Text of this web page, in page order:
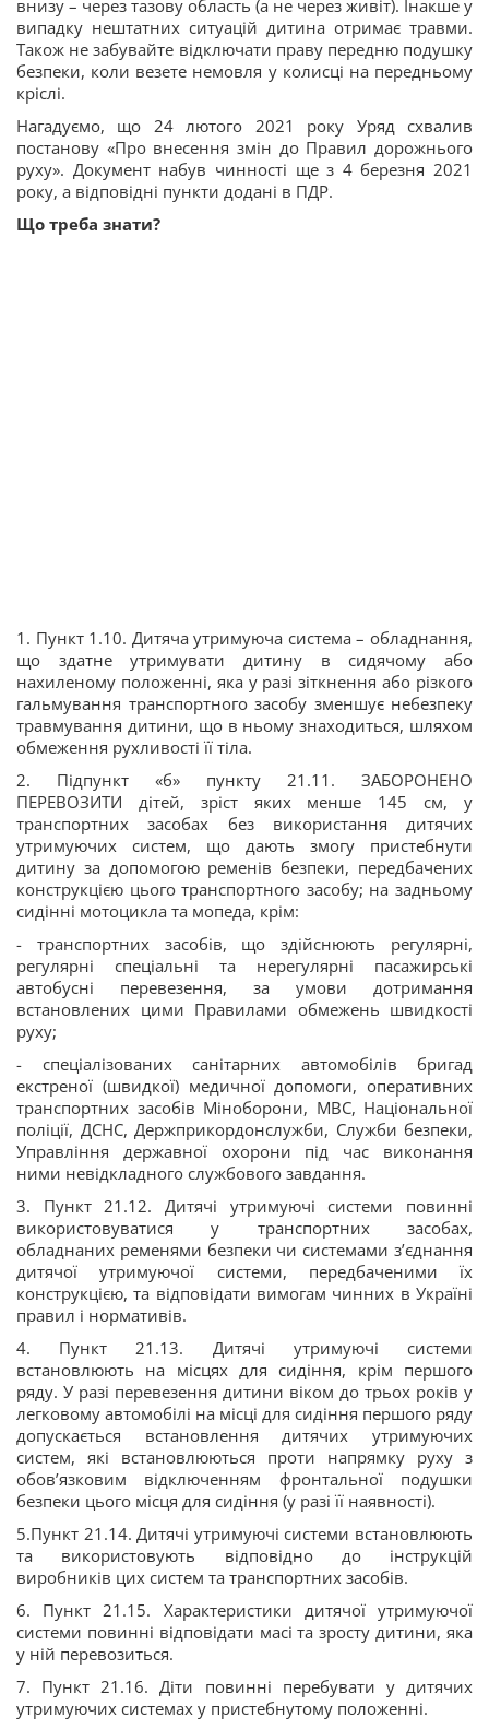
внизу – через тазову область (а не через живіт). Інакше у
випадку нештатних ситуацій дитина отримає травми.
Також не забувайте відключати праву передню подушку
безпеки, коли везете немовля у колисці на передньому
кріслі.
Нагадуємо, що 24 лютого 2021 року Уряд схвалив
постанову «Про внесення змін до Правил дорожнього
руху». Документ набув чинності ще з 4 березня 2021
року, а відповідні пункти додані в ПДР.
Що треба знати?
1️. Пункт 1.10. Дитяча утримуюча система – обладнання,
що здатне утримувати дитину в сидячому або
нахиленому положенні, яка у разі зіткнення або різкого
гальмування транспортного засобу зменшує небезпеку
травмування дитини, що в ньому знаходиться, шляхом
обмеження рухливості її тіла.
2️. Підпункт «б» пункту 21.11. ЗАБОРОНЕНО
ПЕРЕВОЗИТИ дітей, зріст яких менше 145 см, у
транспортних засобах без використання дитячих
утримуючих систем, що дають змогу пристебнути
дитину за допомогою ременів безпеки, передбачених
конструкцією цього транспортного засобу; на задньому
сидінні мотоцикла та мопеда, крім:
- транспортних засобів, що здійснюють регулярні,
регулярні спеціальні та нерегулярні пасажирські
автобусні перевезення, за умови дотримання
встановлених цими Правилами обмежень швидкості
руху;
- спеціалізованих санітарних автомобілів бригад
екстреної (швидкої) медичної допомоги, оперативних
транспортних засобів Міноборони, МВС, Національної
поліції, ДСНС, Держприкордонслужби, Служби безпеки,
Управління державної охорони під час виконання
ними невідкладного службового завдання.
3️. Пункт 21.12. Дитячі утримуючі системи повинні
використовуватися у транспортних засобах,
обладнаних ременями безпеки чи системами з’єднання
дитячої утримуючої системи, передбаченими їх
конструкцією, та відповідати вимогам чинних в Україні
правил і нормативів.
4️. Пункт 21.13. Дитячі утримуючі системи
встановлюють на місцях для сидіння, крім першого
ряду. У разі перевезення дитини віком до трьох років у
легковому автомобілі на місці для сидіння першого ряду
допускається встановлення дитячих утримуючих
систем, які встановлюються проти напрямку руху з
обов’язковим відключенням фронтальної подушки
безпеки цього місця для сидіння (у разі її наявності).
5️.Пункт 21.14. Дитячі утримуючі системи встановлюють
та використовують відповідно до інструкцій
виробників цих систем та транспортних засобів.
6️. Пункт 21.15. Характеристики дитячої утримуючої
системи повинні відповідати масі та зросту дитини, яка
у ній перевозиться.
7️. Пункт 21.16. Діти повинні перебувати у дитячих
утримуючих системах у пристебнутому положенні.